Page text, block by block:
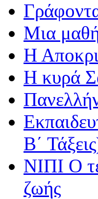
Μια
Η
Η κυρά
Β΄
ΝΙΠΙ Ο
ζωής